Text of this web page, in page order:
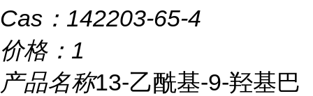
Cas： 142203-65-4
价格： 1
产品名称13-乙酰基-9-羟基巴